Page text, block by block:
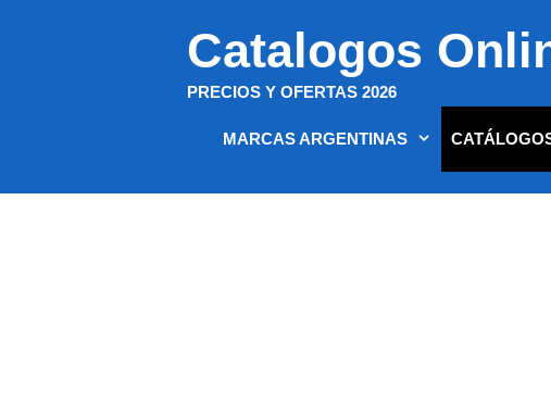
Catalogos
PRECIOS Y OFERTAS 2026
MARCAS ARGENTINAS